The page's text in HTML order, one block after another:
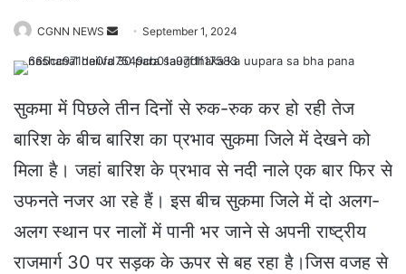
CGNN NEWS
e
d
a
n
e
a
i
September 1, 2024
सुकमा में पिछले तीन दिनों से रुक-रुक कर हो रही तेज
बारिश के बीच बारिश का प्रभाव सुकमा जिले में देखने को
मिला है। जहां बारिश के प्रभाव से नदी नाले एक बार फिर से
उफनते नजर आ रहे हैं। इस बीच सुकमा जिले में दो अलग-
अलग स्थान पर नालों में पानी भर जाने से अपनी राष्ट्रीय
राजमार्ग 30 पर सड़क के ऊपर से बह रहा है।जिस वजह से